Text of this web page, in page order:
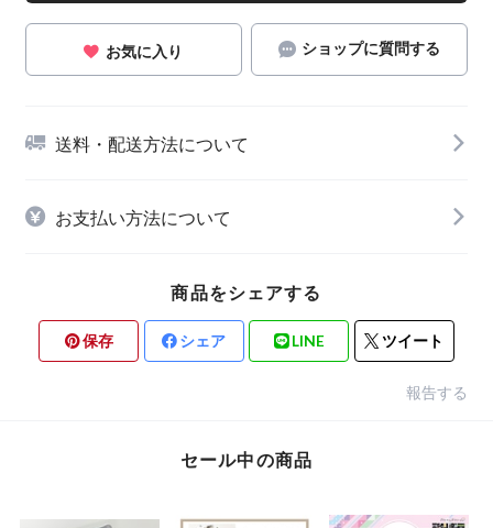
お気に入り ショップに質問する
送料・配送方法について
お支払い方法について
商品をシェアする
保存 シェア LINE ツイート
報告する
セール中の商品